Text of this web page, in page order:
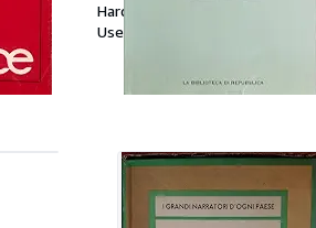
Hardcover
Used